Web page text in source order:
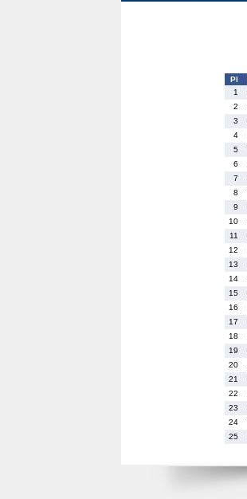
Pl
1
2
3
4
5
6
7
8
9
10
11
12
13
14
15
16
17
18
19
20
21
22
23
24
25